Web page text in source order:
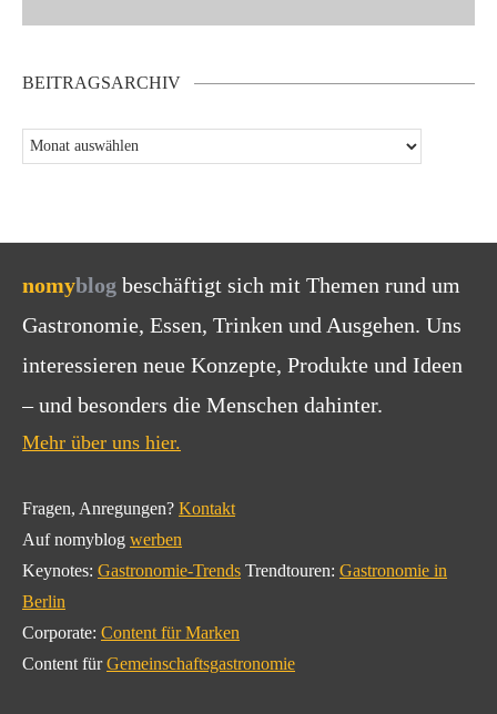
BEITRAGSARCHIV
nomyblog beschäftigt sich mit Themen rund um
Gastronomie, Essen, Trinken und Ausgehen. Uns
interessieren neue Konzepte, Produkte und Ideen
– und besonders die Menschen dahinter.
Mehr über uns hier.
Fragen, Anregungen? Kontakt
Auf nomyblog werben
Keynotes: Gastronomie-Trends Trendtouren: Gastronomie in
Berlin
Corporate: Content für Marken
Content fürGemeinschaftsgastronomie